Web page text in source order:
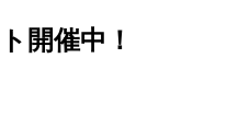
開催中！